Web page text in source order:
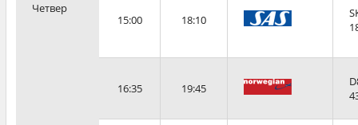
Четвер
15:00 18:10
16:35 19:45